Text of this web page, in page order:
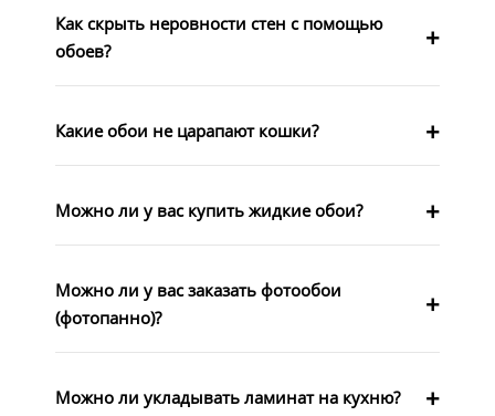
Как скрыть неровности стен с помощью
обоев?
Какие обои не царапают кошки?
Можно ли у вас купить жидкие обои?
Можно ли у вас заказать фотообои
(фотопанно)?
Можно ли укладывать ламинат на кухню?